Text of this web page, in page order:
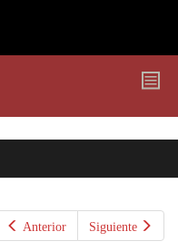
Anterior Siguiente